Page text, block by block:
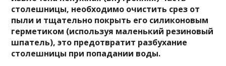
столешницы, необходимо очистить срез от
пыли и тщательно покрыть его силиконовым
герметиком (используя маленький резиновый
шпатель), это предотвратит разбухание
столешницы при попадании воды.